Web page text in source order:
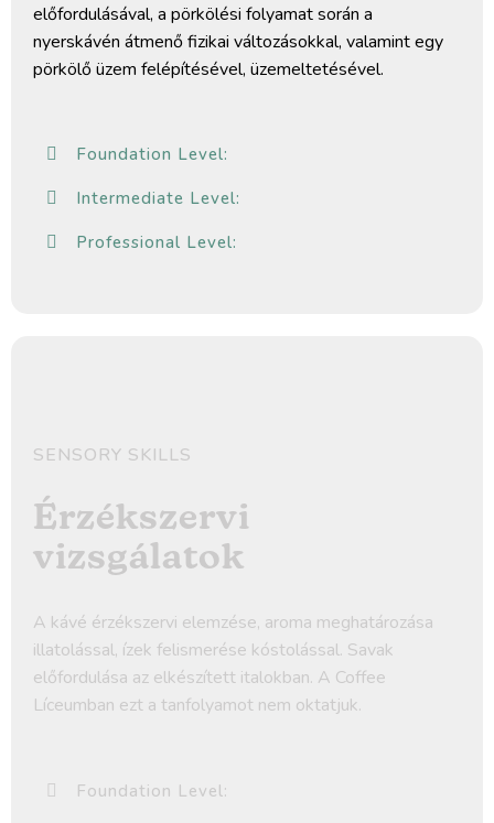
előfordulásával, a pörkölési folyamat során a
nyerskávén átmenő fizikai változásokkal, valamint egy
pörkölő üzem felépítésével, üzemeltetésével.
Foundation Level:
Intermediate Level:
Professional Level:
SENSORY SKILLS
Érzékszervi
vizsgálatok
A kávé érzékszervi elemzése, aroma meghatározása
illatolással, ízek felismerése kóstolással. Savak
előfordulása az elkészített italokban. A Coffee
Líceumban ezt a tanfolyamot nem oktatjuk.
Foundation Level: